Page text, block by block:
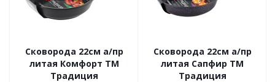
Сковорода 22см а/пр
литая Комфорт ТМ
Традиция
Сковорода 22см а/пр
литая Сапфир ТМ
Традиция